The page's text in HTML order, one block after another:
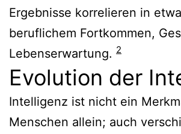
Ergebnisse korrelieren in
beruflichem Fortkommen,
Lebenserwartung. 2
Evolution der
Intelligenz ist nicht ein
Menschen allein; auch